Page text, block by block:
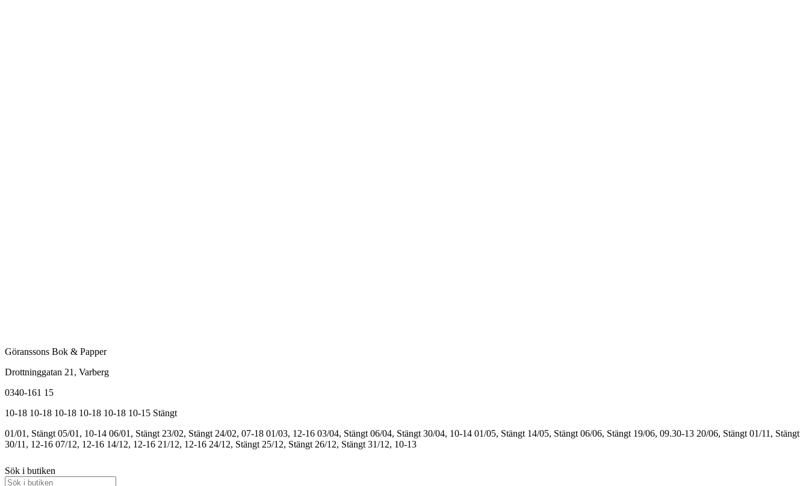
Göranssons Bok & Papper
Drottninggatan 21 , Varberg
0340-161 15
10-18 10-18 10-18 10-18 10-18 10-15 Stängt
01/01, Stängt 05/01, 10-14 06/01, Stängt 23/02, Stängt 24/02, 07-18 01/03, 12-16 03/04, Stängt 06/04, Stängt 30/04, 10-14 01/05, Stängt 14/05, Stängt 06/06, Stängt 19/06, 09.30-13 20/06, Stängt 01/11, Stängt
30/11, 12-16 07/12, 12-16 14/12, 12-16 21/12, 12-16 24/12, Stängt 25/12, Stängt 26/12, Stängt 31/12, 10-13
Sök i butiken